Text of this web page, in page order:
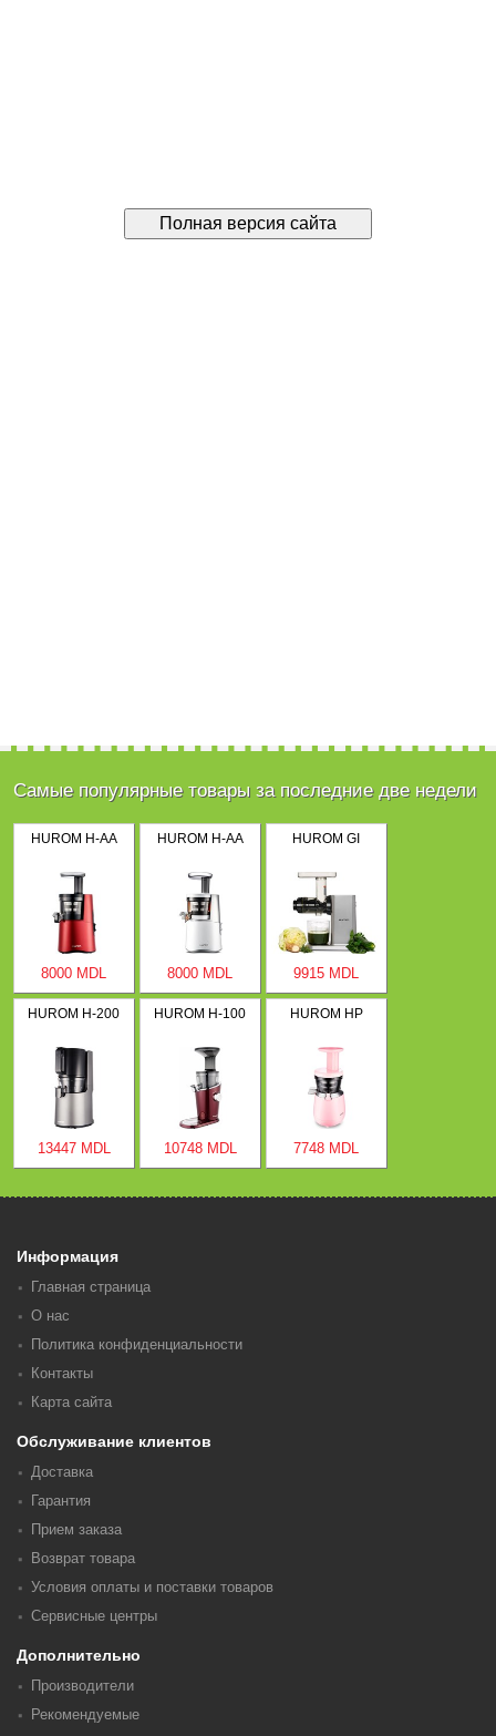
Самые популярные товары за последние две недели
HUROM H-AA
8000 MDL
HUROM H-AA
8000 MDL
HUROM GI
9915 MDL
HUROM H-200
13447 MDL
HUROM H-100
10748 MDL
HUROM HP
7748 MDL
Информация
Главная страница
О нас
Политика конфиденциальности
Контакты
Карта сайта
Обслуживание клиентов
Доставка
Гарантия
Прием заказа
Возврат товара
Условия оплаты и поставки товаров
Сервисные центры
Дополнительно
Производители
Рекомендуемые